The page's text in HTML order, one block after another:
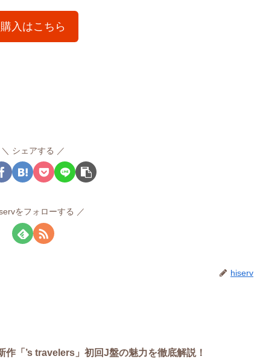
購入はこちら
シェアする
をフォローする
hiserv
「’s travelers」初回J盤の魅力を徹底解説！